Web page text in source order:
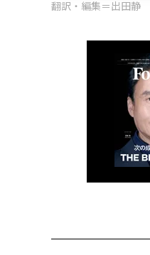
翻訳・編集＝出田静